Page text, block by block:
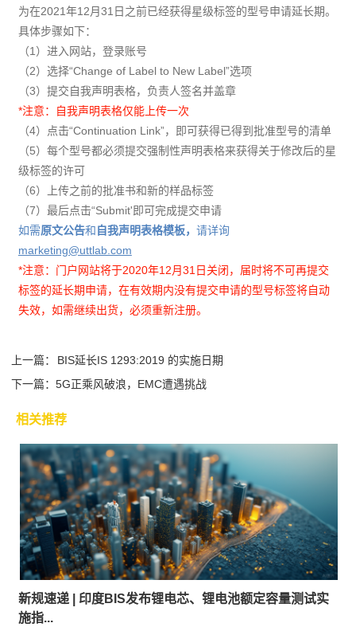
为在2021年12月31日之前已经获得星级标签的型号申请延长期。
具体步骤如下：
（1）进入网站，登录账号
（2）选择“Change of Label to New Label”选项
（3）提交自我声明表格，负责人签名并盖章
*注意：自我声明表格仅能上传一次
（4）点击“Continuation Link”，即可获得已得到批准型号的清单
（5）每个型号都必须提交强制性声明表格来获得关于修改后的星
级标签的许可
（6）上传之前的批准书和新的样品标签
（7）最后点击“Submit'即可完成提交申请
如需原文公告和自我声明表格模板， 请详询
marketing@uttlab.com
*注意： 门户网站将于2020年12月31日关闭，届时将不可再提交
标签的延长期申请，在有效期内没有提交申请的型号标签将自动
失效，如需继续出货，必须重新注册。
上一篇：
BIS延长IS 1293:2019 的实施日期
下一篇：5G正乘风破浪，EMC遭遇挑战
相关推荐
新规速递 | 印度BIS发布锂电芯、锂电池额定容量测试实
施指...